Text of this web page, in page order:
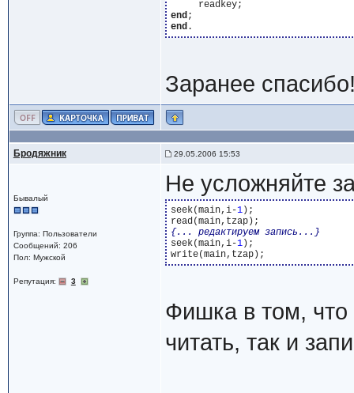
end
end
Заранее
Бродяжник 29.05.2006 15:53
Бывалый
Группа: Пользователи
Сообщений: 206
Пол: Мужской
Репутация: 3
Не усложняйте
seek(main,i-1);
{... редактируем запись...}
seek(main,i-1);
Фишка в том, что
читать, так и